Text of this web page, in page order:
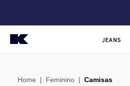
JEANS
Home | Feminino | Camisas